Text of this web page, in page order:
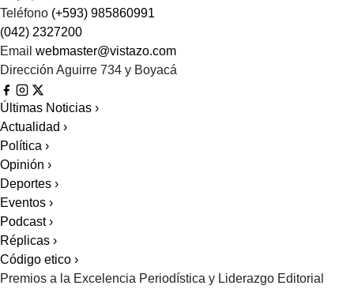
Teléfono (+593) 985860991
(042) 2327200
Email webmaster@vistazo.com
Dirección Aguirre 734 y Boyacá
Últimas Noticias ›
Actualidad ›
Política ›
Opinión ›
Deportes ›
Eventos ›
Podcast ›
Réplicas ›
Código etico ›
Premios a la Excelencia Periodística y Liderazgo Editorial